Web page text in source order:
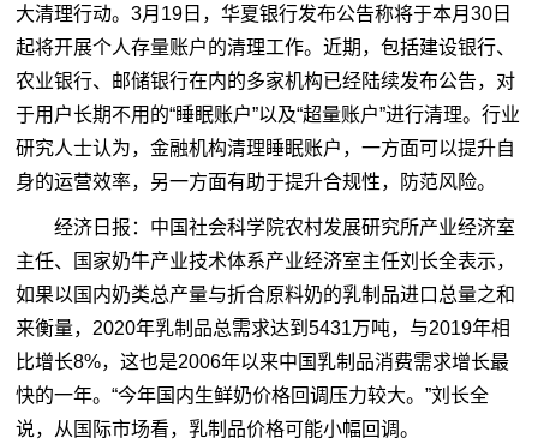
大清理行动。3月19日，华夏银行发布公告称将于本月30日
起将开展个人存量账户的清理工作。近期，包括建设银行、
农业银行、邮储银行在内的多家机构已经陆续发布公告，对
于用户长期不用的“睡眠账户”以及“超量账户”进行清理。行业
研究人士认为，金融机构清理睡眠账户，一方面可以提升自
身的运营效率，另一方面有助于提升合规性，防范风险。
经济日报：中国社会科学院农村发展研究所产业经济室
主任、国家奶牛产业技术体系产业经济室主任刘长全表示，
如果以国内奶类总产量与折合原料奶的乳制品进口总量之和
来衡量，2020年乳制品总需求达到5431万吨，与2019年相
比增长8%，这也是2006年以来中国乳制品消费需求增长最
快的一年。“今年国内生鲜奶价格回调压力较大。”刘长全
说，从国际市场看，乳制品价格可能小幅回调。